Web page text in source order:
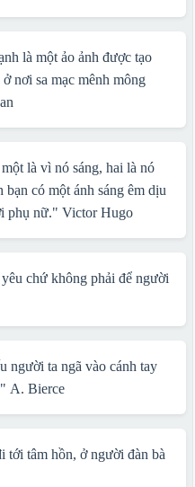
là một ảo ảnh được tạo
nơi sa mạc mênh mông
là vì nó sáng, hai là nó
có một ánh sáng êm dịu
phụ nữ." Victor Hugo
chứ không phải để người
người ta ngã vào cánh tay
A. Bierce
tâm hồn, ở người đàn bà